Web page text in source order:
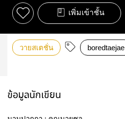
เพิ่มเข้าชั้น
วายสเตชั่น boredtaejae
ข้อมูลนักเขียน